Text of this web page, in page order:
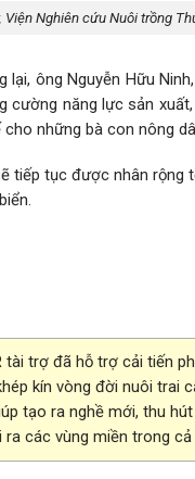
Viện Nghiên cứu Nuôi trồng
ông Nguyễn Hữu
cường năng lực sản
những bà con nông
tiếp tục được nhân
tài trợ đã hỗ trợ cải tiến
kín vòng đời nuôi trai
tạo ra nghề mới, thu
các vùng miền trong